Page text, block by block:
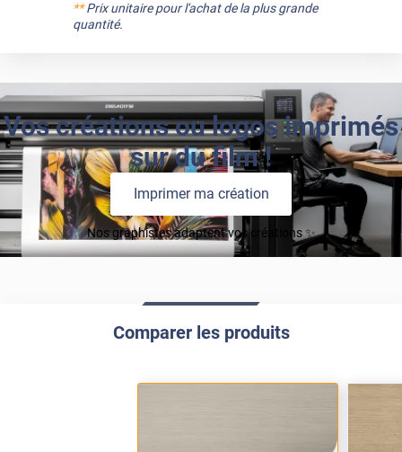
**Prix unitaire pour l'achat de la plus grande
quantité.
Vos créations ou logos imprimés
sur du film !
Imprimer ma création
Nos graphistes adaptent vos créations ✨
Comparer les produits